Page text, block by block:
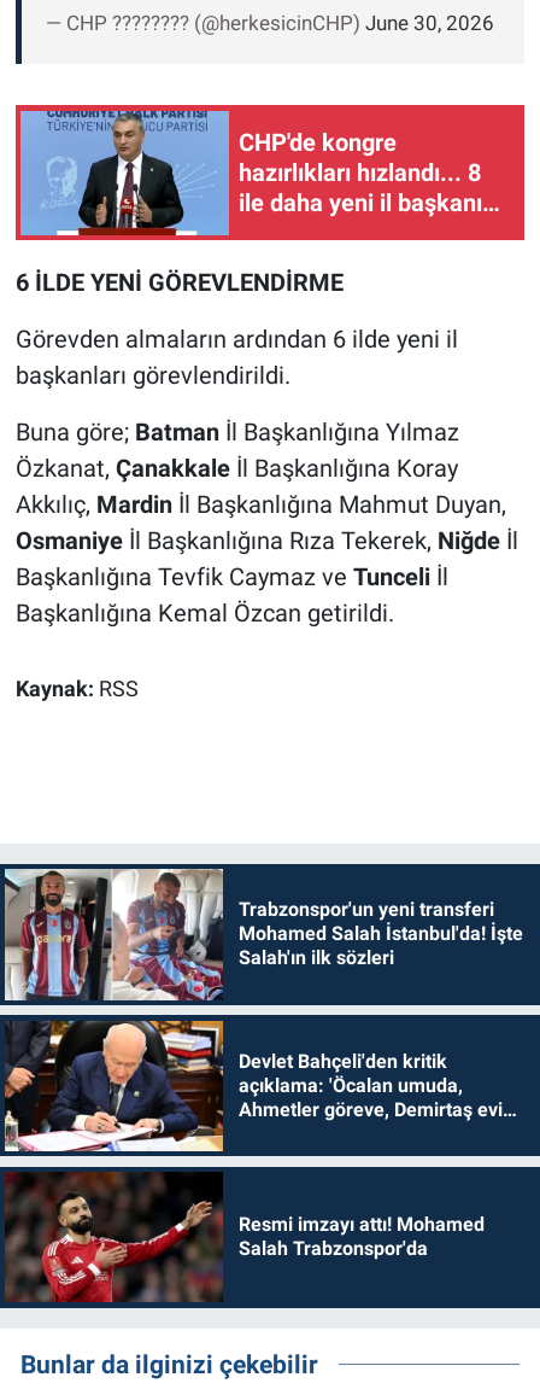
— CHP ???????? (@herkesicinCHP) June 30, 2026
CHP'de kongre
hazırlıkları hızlandı... 8
ile daha yeni il başkanı
6 İLDE YENİ GÖREVLENDİRME
Görevden almaların ardından 6 ilde yeni il
başkanları görevlendirildi.
Buna göre; Batman İl Başkanlığına Yılmaz
Özkanat, Çanakkale İl Başkanlığına Koray
Akkılıç, Mardin İl Başkanlığına Mahmut Duyan,
Osmaniye İl Başkanlığına Rıza Tekerek, Niğde İl
Başkanlığına Tevfik Caymaz ve Tunceli İl
Başkanlığına Kemal Özcan getirildi.
Kaynak: RSS
Trabzonspor'un yeni transferi
Mohamed Salah İstanbul'da! İşte
Salah'ın ilk sözleri
Devlet Bahçeli'den kritik
açıklama: 'Öcalan umuda,
Ahmetler göreve, Demirtaş evine
Resmi imzayı attı! Mohamed
Salah Trabzonspor'da
Bunlar da ilginizi çekebilir